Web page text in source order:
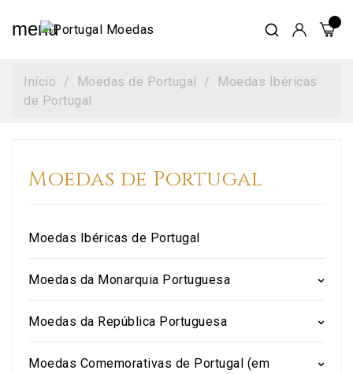
menu
Início Moedas de Portugal
Moedas Ibéricas
de Portugal
Moedas de Portugal
Moedas Ibéricas de Portugal
Moedas da Monarquia Portuguesa
Moedas da República Portuguesa
Moedas Comemorativas de Portugal (em